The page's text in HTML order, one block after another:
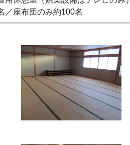
／座布団のみ約100名